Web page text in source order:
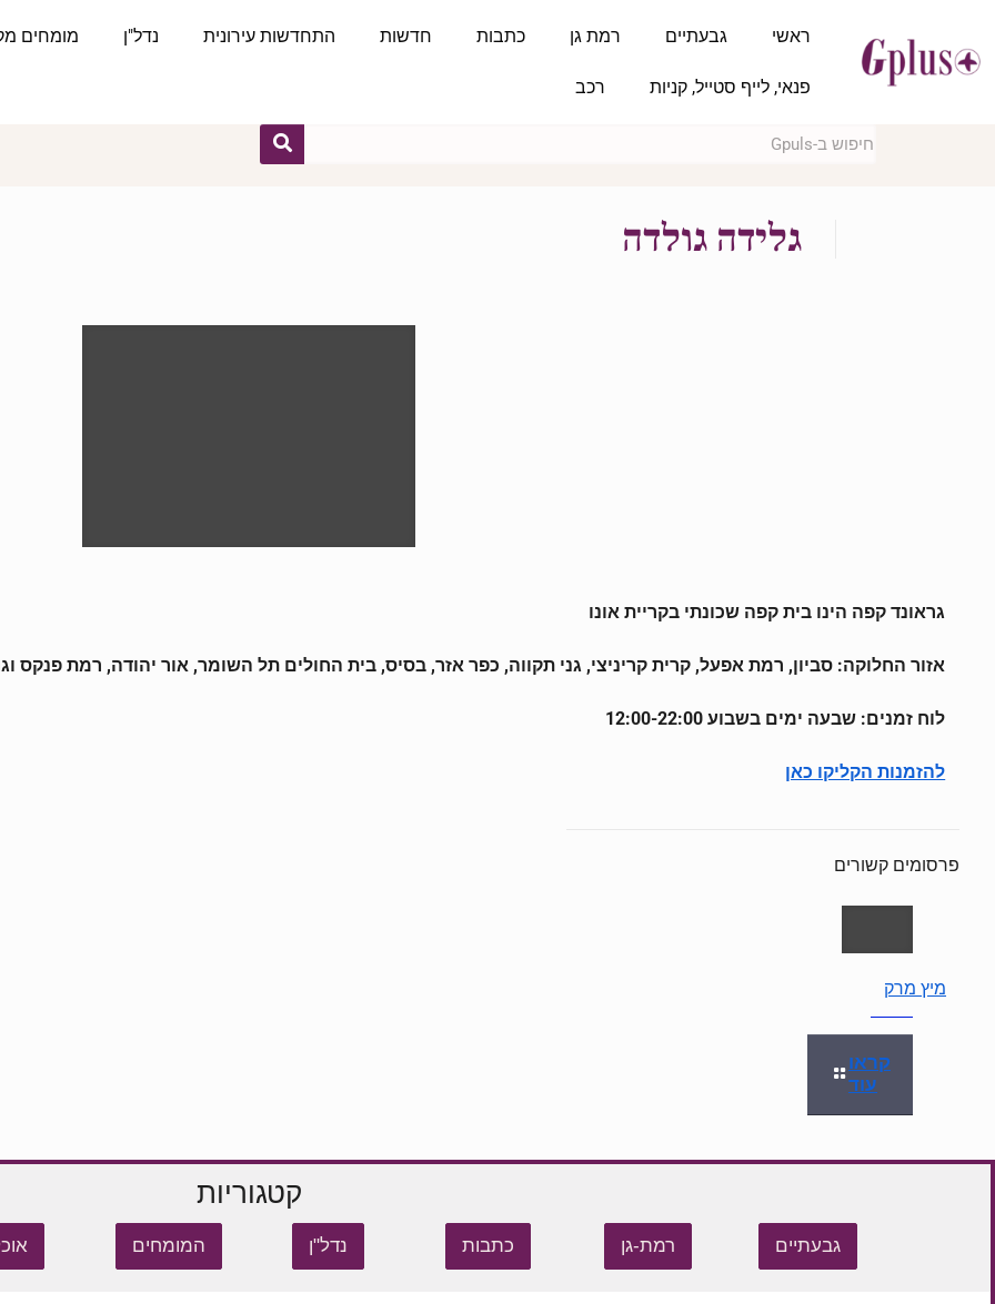
ראשי גבעתיים רמת גן כתבות חדשות התחדשות עירונית נדל"ן מומחים
פנאי, לייף סטייל, קניות רכב
גלידה גולדה
גראונד קפה הינו בית קפה שכונתי בקריית אונו
אזור החלוקה: סביון, רמת אפעל, קרית קריניצי, גני תקווה, כפר אזר, בסיס, בית החולים תל השומר, אור יהודה, רמת פנקס
לוח זמנים: שבעה ימים בשבוע 12:00-22:00
להזמנות הקליקו כאן
פרסומים קשורים
מיץ מרק
קראו
עוד
קטגוריות
גבעתיים רמת-גן כתבות נדל"ן המומחים